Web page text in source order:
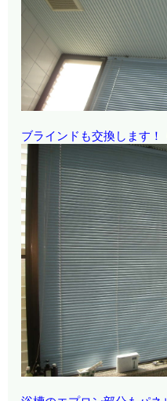
ブラインドも交換します！